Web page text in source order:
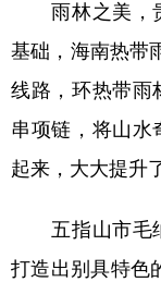
雨林之美，贵
基础，海南热带
线路，环热带雨
串项链，将山水
起来，大大提升
五指山市毛纳
打造出别具特色